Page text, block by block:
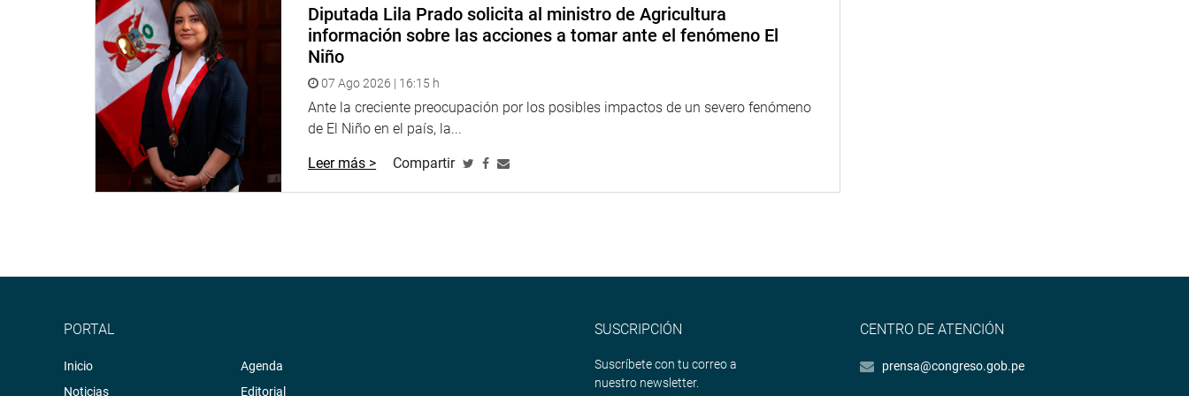
siguiente manera:
“La vida humana comienza con la concepción. La persona humana es sujeto de derecho desde su concepción.
El Estado peruano reconoce y garantiza el respeto a la dignidad del concebido, así como su derecho a la vida, a
la identidad propia, a la integridad psíquica y física, así como a su libre desarrollo intrauterino”.
Lima, 15 de diciembre de 2021
Diputada Lila Prado solicita al ministro de Agricultura
información sobre las acciones a tomar ante el fenómeno El
Niño
07 Ago 2026 | 16:15 h
Ante la creciente preocupación por los posibles impactos de un severo fenómeno
de El Niño en el país, la...
Leer más > Compartir
PORTAL
Inicio
Noticias
Agenda
Editorial
SUSCRIPCIÓN
Suscríbete con tu correo a
nuestro newsletter.
CENTRO DE ATENCIÓN
prensa@congreso.gob.pe